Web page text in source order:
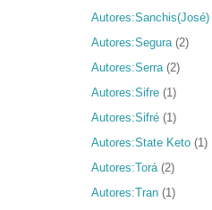
Autores:Sanchis(José)
Autores:Segura (2)
Autores:Serra (2)
Autores:Sifre (1)
Autores:Sifré (1)
Autores:State Keto (1)
Autores:Torá (2)
Autores:Tran (1)